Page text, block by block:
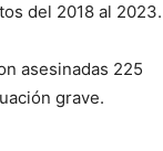
del 2018 al 2023.
asesinadas 225
grave.